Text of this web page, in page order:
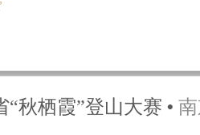
“秋栖霞”登山大赛